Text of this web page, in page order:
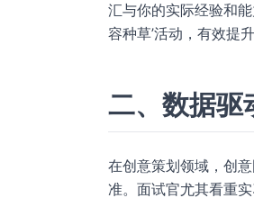
汇与你的实际经验和
容种草’活动，有效提
二、数据驱
在创意策划领域，创
准。面试官尤其看重